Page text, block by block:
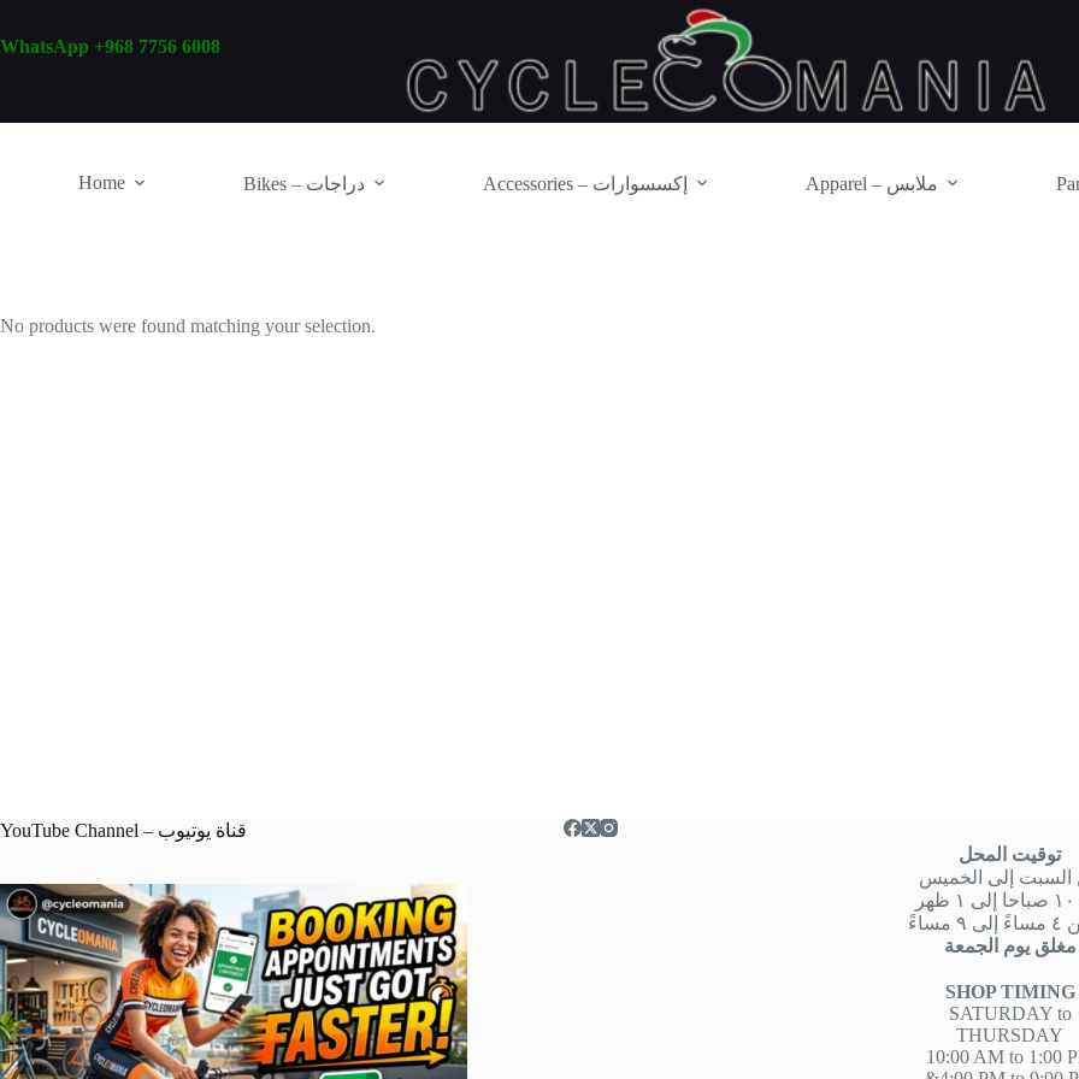
content
WhatsApp +968 7756 6008
Home Bikes – دراجات Accessories – إكسسوارات Apparel – ملابس
No products were found matching your selection.
YouTube Channel – قناة يوتيوب
توقيت المحل
السبت إلى الخميس
مساءً
مغلق يوم الجمعة
SHOP TIMING
SATURDAY to
THURSDAY
10:00 AM to 1:00